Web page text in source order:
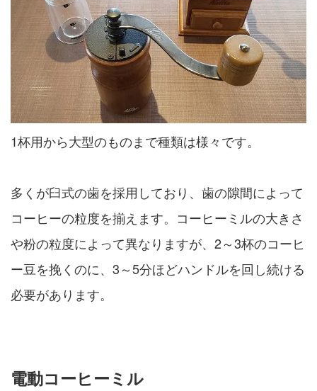
1杯用から大型のものまで種類は様々です。
多くが臼式の歯を採用しており、歯の隙間によって
コーヒーの粒度を揃えます。コーヒーミルの大きさ
や粉の粒度によって異なりますが、2～3杯のコーヒ
ー豆を挽くのに、3～5分ほどハンドルを回し続ける
必要があります。
電動コーヒーミル